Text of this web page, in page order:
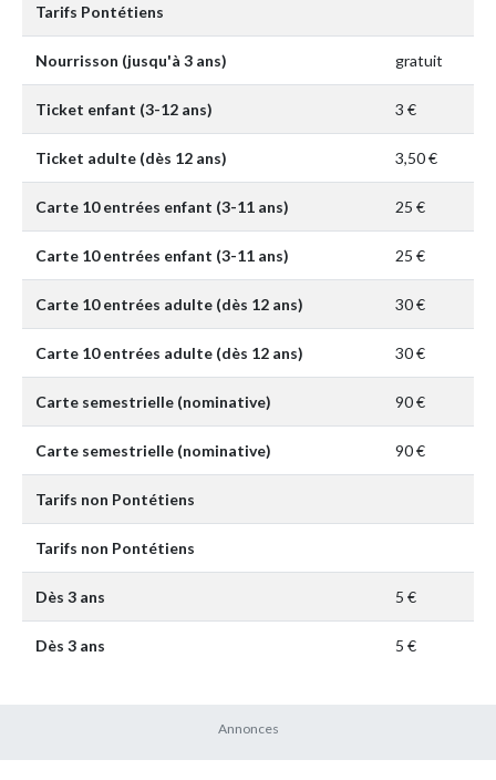
Tarifs Pontétiens
Nourrisson (jusqu'à 3 ans) gratuit
Ticket enfant (3-12 ans) 3 €
Ticket adulte (dès 12 ans) 3,50 €
Carte 10 entrées enfant (3-11 ans) 25 €
Carte 10 entrées enfant (3-11 ans) 25 €
Carte 10 entrées adulte (dès 12 ans) 30 €
Carte 10 entrées adulte (dès 12 ans) 30 €
Carte semestrielle (nominative) 90 €
Carte semestrielle (nominative) 90 €
Tarifs non Pontétiens
Tarifs non Pontétiens
Dès 3 ans 5 €
Dès 3 ans 5 €